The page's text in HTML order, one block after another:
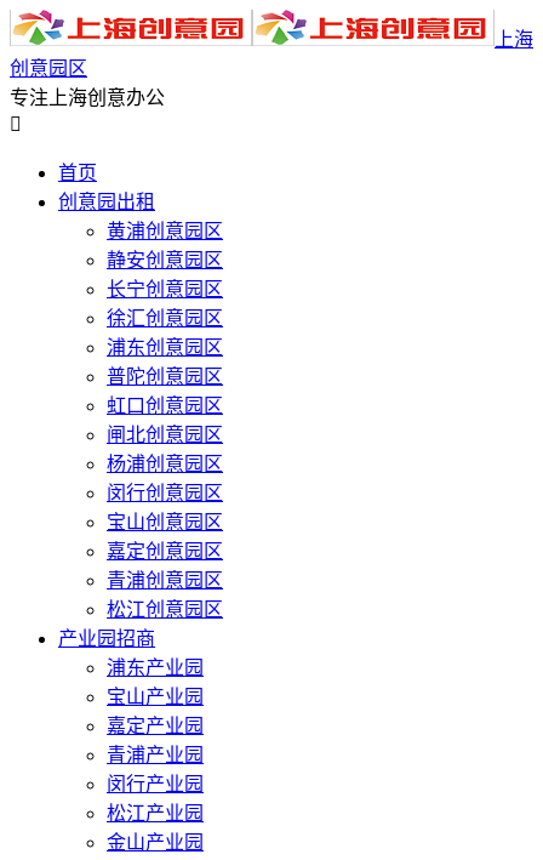
上海
创意园区
专注上海创意办公

首页
创意园出租
黄浦创意园区
静安创意园区
长宁创意园区
徐汇创意园区
浦东创意园区
普陀创意园区
虹口创意园区
闸北创意园区
杨浦创意园区
闵行创意园区
宝山创意园区
嘉定创意园区
青浦创意园区
松江创意园区
产业园招商
浦东产业园
宝山产业园
嘉定产业园
青浦产业园
闵行产业园
松江产业园
金山产业园